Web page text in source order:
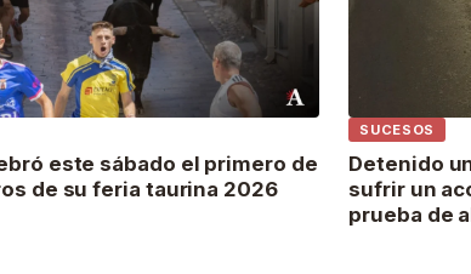
este sábado el primero de
de su feria taurina 2026
SUCESOS
Detenido
sufrir un
prueba de